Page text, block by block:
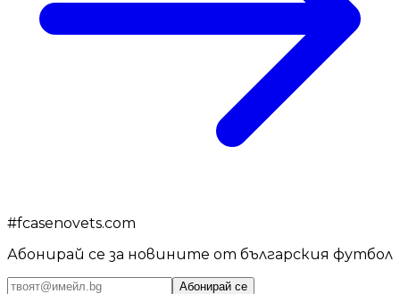
#fcasenovets.com
Абонирай се за новините от българския футбол
Абонирай се